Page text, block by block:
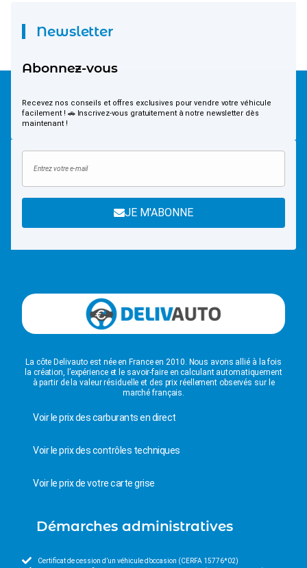
Newsletter
Abonnez-vous
Recevez nos conseils et offres exclusives pour vendre votre véhicule
facilement ! 🚗 Inscrivez-vous gratuitement à notre newsletter dès
maintenant !
JE M'ABONNE
La côte Delivauto est née en France en 2010. Nous avons allié à la fois
la création, l’expérience et le savoir-faire en calculant automatiquement
à partir de la valeur résiduelle et des prix réellement observés sur le
marché français.
Voir le prix des carburants en direct
Voir le prix des contrôles techniques
Voir le prix de votre carte grise
Démarches administratives
Certificat de cession d’un véhicule d’occasion (CERFA 15776*02)